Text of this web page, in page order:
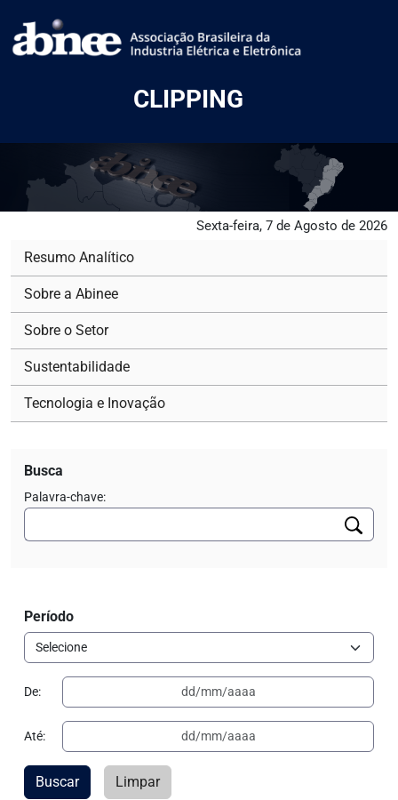
CLIPPING
Sexta-feira, 7 de Agosto de 2026
Resumo Analítico
Sobre a Abinee
Sobre o Setor
Sustentabilidade
Tecnologia e Inovação
Busca
Palavra-chave:
Período
De:
Até:
Buscar Limpar